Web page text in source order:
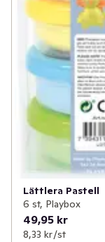
Lättlera Pastell
6 st, Playbox
49,95 kr
8,33 kr /st